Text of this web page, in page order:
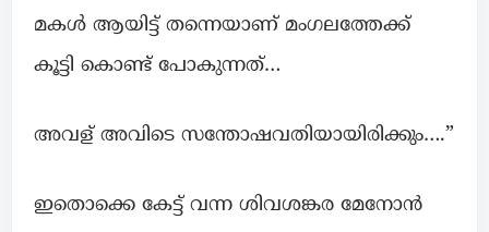
മകള്‍ ആയിട്ട് തന്നെയാണ് മംഗലത്തേക്ക്
കൂട്ടി കൊണ്ട് പോകുന്നത്…
അവള് അവിടെ സന്തോഷവതിയായിരിക്കും….”
ഇതൊക്കെ കേട്ട് വന്ന ശിവശങ്കര മേനോന്‍